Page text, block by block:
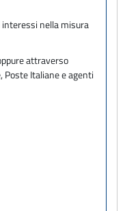
interessi nella misura
attraverso
Italiane e agenti